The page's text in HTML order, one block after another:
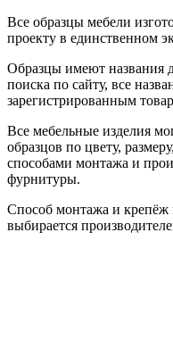
Все образцы мебели
проекту в единственном
Образцы имеют названия
поиска по сайту, все
зарегистрированным
Все мебельные изделия
образцов по цвету,
способами монтажа и
фурнитуры.
Способ монтажа и крепёж
выбирается